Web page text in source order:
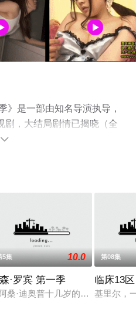
》是一部由知名导演执导，
剧，大结局剧情已揭晓（全
删减完整版电视剧全集就上

一群高中也被困在地狱的其他学
5集 10.0
·罗宾 第一季
桑·迪奥普十几岁的时候，他的
第08集
临床13区
基里尔，